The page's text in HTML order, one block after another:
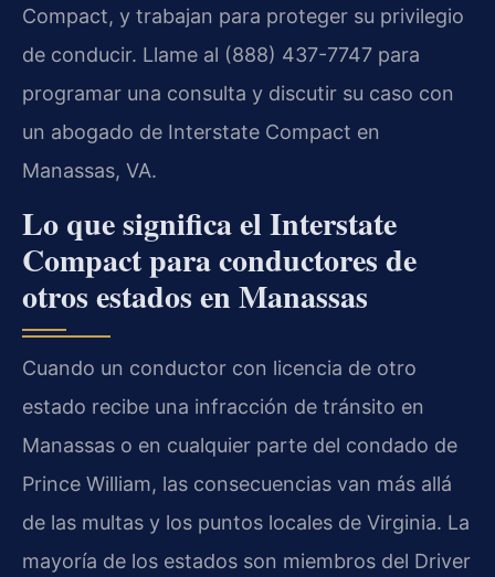
Compact, y trabajan para proteger su privilegio
de conducir. Llame al (888) 437-7747 para
programar una consulta y discutir su caso con
un abogado de Interstate Compact en
Manassas, VA.
Lo que significa el Interstate
Compact para conductores de
otros estados en Manassas
Cuando un conductor con licencia de otro
estado recibe una infracción de tránsito en
Manassas o en cualquier parte del condado de
Prince William, las consecuencias van más allá
de las multas y los puntos locales de Virginia. La
mayoría de los estados son miembros del Driver